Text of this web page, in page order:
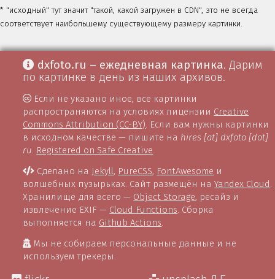
* "исходный" тут значит "такой, какой загружен в CDN", это не всегда
соответствует наибольшему существующему размеру картинки.
dxfoto.ru – ежедневная картинка. Дарим
по картинке в день из наших архивов.
Если не указано иное, все картинки
распространяются на условиях лицензии Creative
Commons Attribution (CC-BY) . Если вам нужны картинки
в исходном качестве — пишите на hires [at] dxfoto [dot]
ru Registered on Safe Creative
Сделано на Jekyll, PureCSS, FontAwesome и
волшебных пузырьках. Сайт размещён наYandex Cloud.
Хранилище для всего — Object Storage, ресайз и
извлечение EXIF — Cloud Functions. Сборка
выполняется на Github Actions.
Мы не собираем персональные данные и не
используем трекеры.